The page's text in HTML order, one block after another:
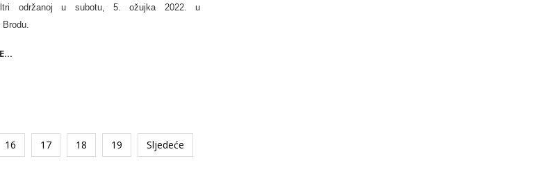
održanoj u subotu, 5. ožujka 2022. u
16 17 18 19
Sljedeće